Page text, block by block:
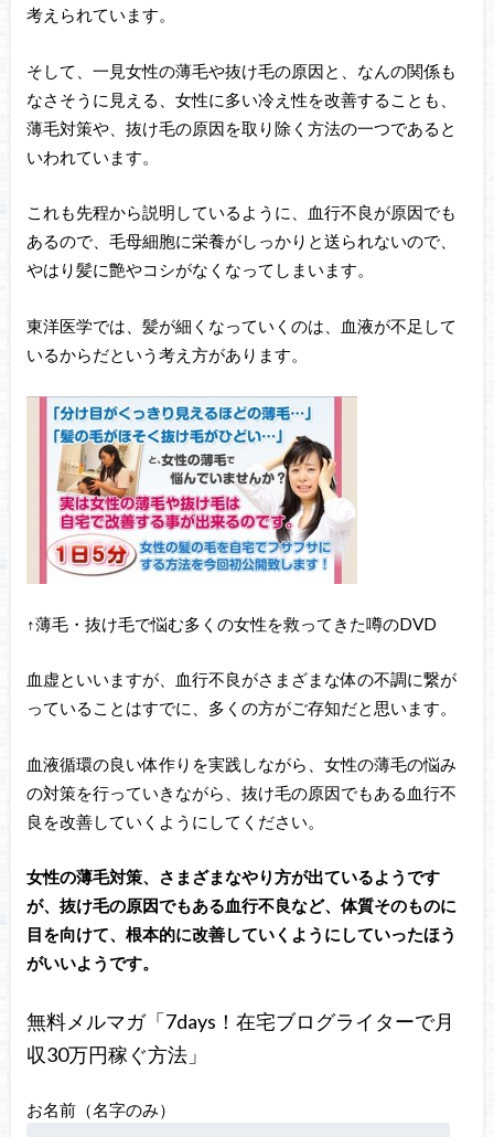
考えられています。
そして、一見女性の薄毛や抜け毛の原因と、なんの関係も
なさそうに見える、女性に多い冷え性を改善することも、
薄毛対策や、抜け毛の原因を取り除く方法の一つであると
いわれています。
これも先程から説明しているように、血行不良が原因でも
あるので、毛母細胞に栄養がしっかりと送られないので、
やはり髪に艶やコシがなくなってしまいます。
東洋医学では、髪が細くなっていくのは、血液が不足して
いるからだという考え方があります。
↑薄毛・抜け毛で悩む多くの女性を救ってきた噂のDVD
血虚といいますが、血行不良がさまざまな体の不調に繋が
っていることはすでに、多くの方がご存知だと思います。
血液循環の良い体作りを実践しながら、女性の薄毛の悩み
の対策を行っていきながら、抜け毛の原因でもある血行不
良を改善していくようにしてください。
女性の薄毛対策、さまざまなやり方が出ているようです
が、抜け毛の原因でもある血行不良など、体質そのものに
目を向けて、根本的に改善していくようにしていったほう
がいいようです。
無料メルマガ「7days！在宅ブログライターで月
収30万円稼ぐ方法」
お名前（名字のみ）